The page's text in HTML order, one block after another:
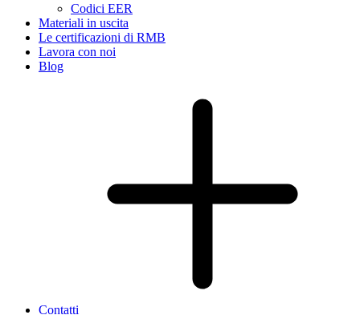
Codici EER
Materiali in uscita
Le certificazioni di RMB
Lavora con noi
Blog
Contatti